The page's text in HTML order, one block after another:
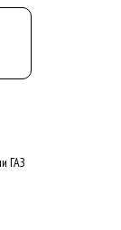
ГАЗ